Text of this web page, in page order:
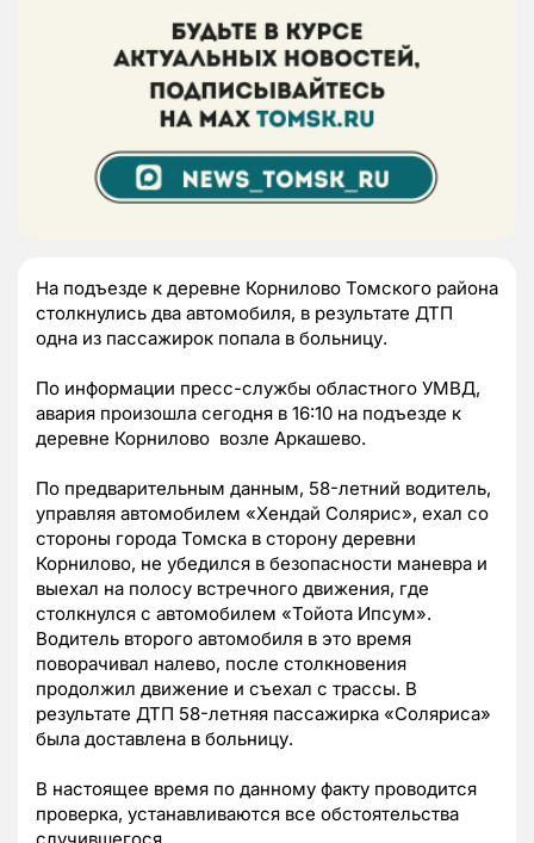
На подъезде к деревне Корнилово Томского района
столкнулись два автомобиля, в результате ДТП
одна из пассажирок попала в больницу.
По информации пресс-службы областного УМВД,
авария произошла сегодня в 16:10 на подъезде к
деревне Корнилово возле Аркашево.
По предварительным данным, 58-летний водитель,
управляя автомобилем «Хендай Солярис», ехал со
стороны города Томска в сторону деревни
Корнилово, не убедился в безопасности маневра и
выехал на полосу встречного движения, где
столкнулся с автомобилем «Тойота Ипсум».
Водитель второго автомобиля в это время
поворачивал налево, после столкновения
продолжил движение и съехал с трассы. В
результате ДТП 58-летняя пассажирка «Соляриса»
была доставлена в больницу.
В настоящее время по данному факту проводится
проверка, устанавливаются все обстоятельства